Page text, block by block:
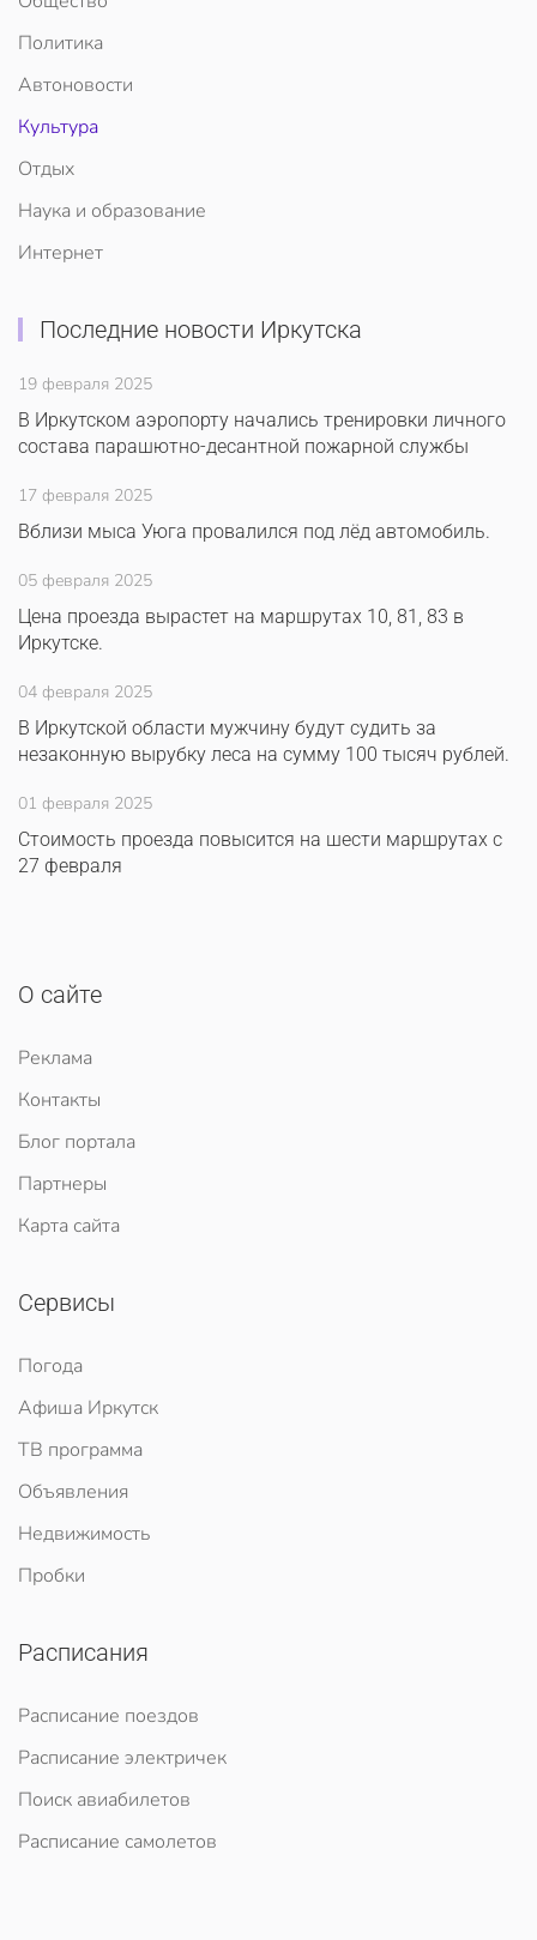
Политика
Автоновости
Культура
Отдых
Наука и образование
Интернет
Последние новости Иркутска
19 февраля 2025
В Иркутском аэропорту начались тренировки личного
состава парашютно-десантной пожарной службы
17 февраля 2025
Вблизи мыса Уюга провалился под лёд автомобиль.
05 февраля 2025
Цена проезда вырастет на маршрутах 10, 81, 83 в
Иркутске.
04 февраля 2025
В Иркутской области мужчину будут судить за
незаконную вырубку леса на сумму 100 тысяч рублей.
01 февраля 2025
Стоимость проезда повысится на шести маршрутах с
27 февраля
О сайте
Реклама
Контакты
Блог портала
Партнеры
Карта сайта
Сервисы
Погода
Афиша Иркутск
ТВ программа
Объявления
Недвижимость
Пробки
Расписания
Расписание поездов
Расписание электричек
Поиск авиабилетов
Расписание самолетов